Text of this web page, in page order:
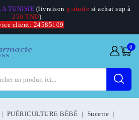
TUNISIE (livraison gratuite si achat sup à
250 TND)
client: 24585109
0
PUÉRICULTURE BÉBÉ
Sucette